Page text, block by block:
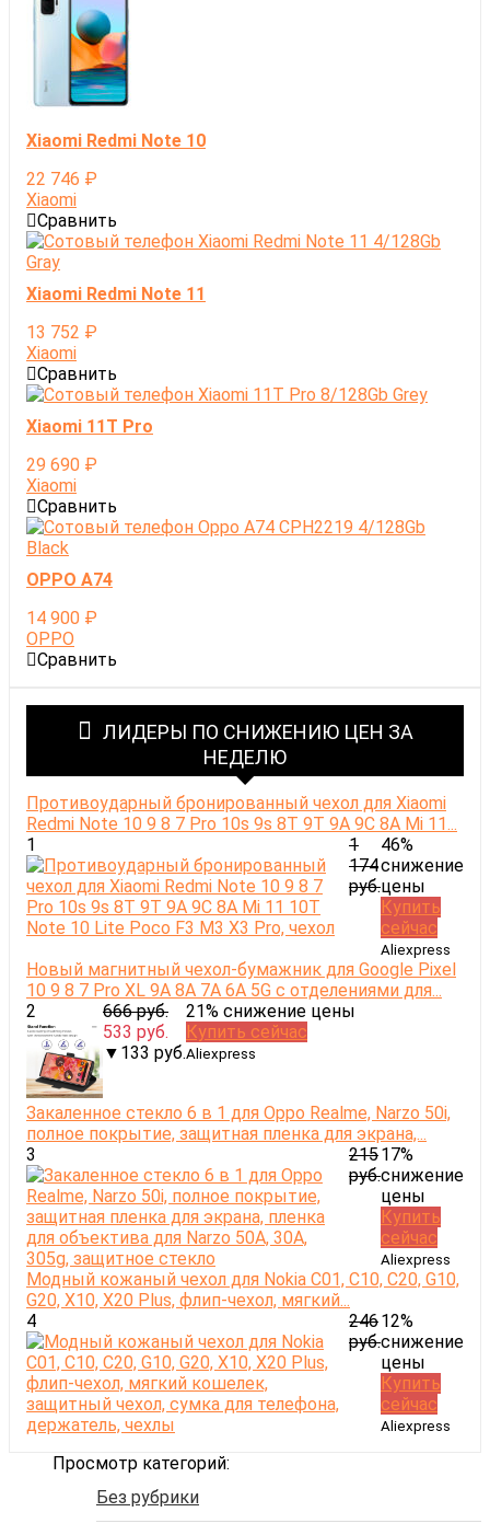
Xiaomi Redmi Note 10
22 746 ₽
Xiaomi
Сравнить
Xiaomi Redmi Note 11
13 752 ₽
Xiaomi
Сравнить
Xiaomi 11T Pro
29 690 ₽
Xiaomi
Сравнить
OPPO A74
14 900 ₽
OPPO
Сравнить
ЛИДЕРЫ ПО СНИЖЕНИЮ ЦЕН ЗА
НЕДЕЛЮ
Противоударный бронированный чехол для Xiaomi
Redmi Note 10 9 8 7 Pro 10s 9s 8T 9T 9A 9C 8A Mi 11...
1
1
174
руб.
46%
снижение
цены
Купить
сейчас
Aliexpress
Новый магнитный чехол-бумажник для Google Pixel
10 9 8 7 Pro XL 9A 8A 7A 6A 5G с отделениями для...
2
666 руб.
533 руб.
▼133 руб.
21% снижение цены
Купить сейчас
Aliexpress
Закаленное стекло 6 в 1 для Oppo Realme, Narzo 50i,
полное покрытие, защитная пленка для экрана,...
3
215
руб.
17%
снижение
цены
Купить
сейчас
Aliexpress
Модный кожаный чехол для Nokia C01, C10, C20, G10,
G20, X10, X20 Plus, флип-чехол, мягкий...
4
246
руб.
12%
снижение
цены
Купить
сейчас
Aliexpress
Просмотр категорий:
Без рубрики